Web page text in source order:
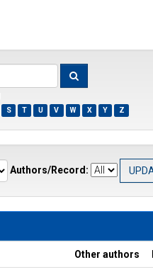
S T U V W X Y Z
Authors/Record:
Other authors